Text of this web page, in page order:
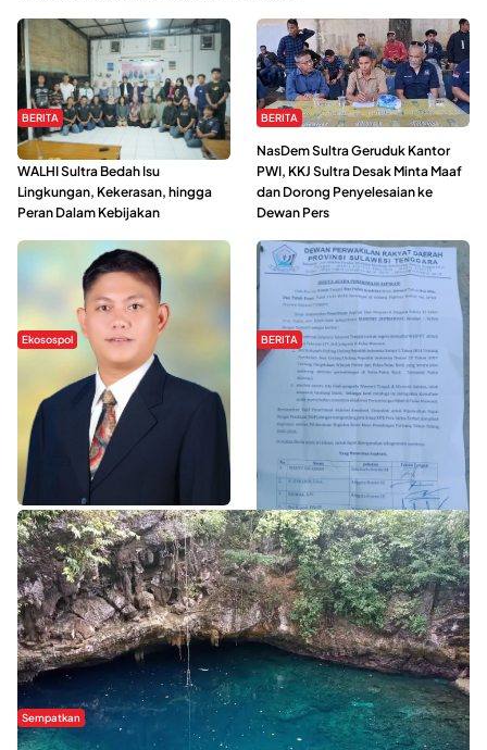
BERITA
Refleksi Gerakan Perempuan,
WALHI Sultra Bedah Isu
Lingkungan, Kekerasan, hingga
Peran Dalam Kebijakan
BERITA
NasDem Sultra Geruduk Kantor
PWI, KKJ Sultra Desak Minta Maaf
dan Dorong Penyelesaian ke
Dewan Pers
Ekosospol
Slogan Pemberdayaan Lokal
Dinilai Hanya Pemanis, Tokoh
Pemuda Wilalang Kritik Dominasi
Orang Luar
BERITA
Hipmawani Bersama DPRD Sultra
Sepakati RDP Perihal IUP
Pertambangan di Pulau Wawonii
WISATA SULTRA >>
Sempatkan